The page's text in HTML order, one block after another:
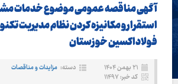
آگهی مناقصه عمومی موضوع خدمات
استقرار و مکانيزه کردن نظام مدیریت
فولاداکسین خوزستان
۲۱ بهمن ۱۴۰۴ دسته: مزایدات و مناقصات
کد خبر: ۱۱۴۹۷